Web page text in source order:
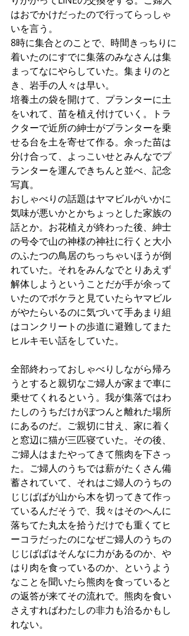
はおでかけだったので行ってらっしゃ
いを言う。
8時に集合とのことで、時間きっちりに
着いたのにすでに集落のみなさんは集
まってなにやらしていた。集まりのと
き、岩手の人々は早い。
培養土の袋を開けて、プランターに土
をいれて、苗を植え付けていく。トラ
クターで近所の紳士がプランターを乗
せる台を土を寄せて作る。余った苗は
分け合って、よっこいせとみんなでプ
ランターを運んできちんと並べ、記念
写真。
おしゃべりの話題はヤマビルがいかに
気味が悪いかとかちょっとした家族の
話とか。お花植えが終わった後、紳士
の号令で山の神様の神社に行くと大小
のふたつの鳥居のちっちゃいほうが倒
れていた。それをみんなでとりあえず
解体しようということだが手が余って
いたのでボケラと見ていたらヤマビル
がやたらいるのに気づいて手あまり組
はコンクリートの歩道に避難してまた
ヒルキモい話をしていた。
全部終わっておしゃべりしながら帰ろ
うとすると親切なご婦人が家まで車に
乗せてくれるという。我が集落ではわ
たしのうちだけがぽつんと離れた場所
にあるのだ。ご親切に甘え、家に着く
と窓辺に猫が三匹寝ていた。その後、
ご婦人はまたやってきて熊肉を下さっ
た。ご婦人のうちでは薪がたくさん備
蓄されていて、それはご婦人のうちの
じじばばが山から木を切ってきて作っ
ているんだそうで、我々はそのへんに
落ちてた丸太を拾うだけでも重くてヒ
ーコラだったのになぜご婦人のうちの
じじばばはそんなに力があるのか、や
はり肉を食っているのか、というよう
なことを聞いたら熊肉を食っていると
の返答が来てその流れで。熊肉を食い
さえすればわたしの非力も治るかもし
れない。